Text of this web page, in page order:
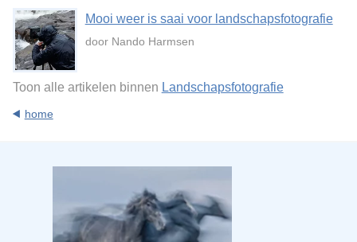
Mooi weer is saai voor landschapsfotografie
door Nando Harmsen
Toon alle artikelen binnen Landschapsfotografie
home